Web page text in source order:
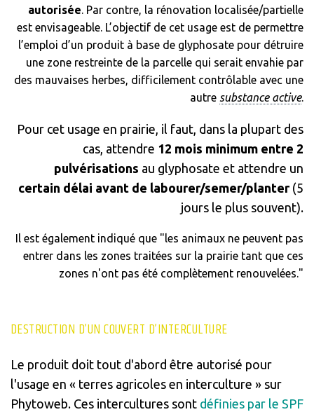
autorisée . Par contre, la rénovation localisée/partielle
est envisageable. L’objectif de cet usage est de permettre
l’emploi d’un produit à base de glyphosate pour détruire
une zone restreinte de la parcelle qui serait envahie par
des mauvaises herbes, difficilement contrôlable avec une
autre substance active.
Pour cet usage en prairie, il faut, dans la plupart des
cas, attendre 12 mois minimum entre 2
pulvérisations au glyphosate et attendre un
certain délai avant de labourer/semer/planter(5
jours le plus souvent).
Il est également indiqué que "les animaux ne peuvent pas
entrer dans les zones traitées sur la prairie tant que ces
zones n'ont pas été complètement renouvelées."
DESTRUCTION D’UN COUVERT D’INTERCULTURE
Le produit doit tout d'abord être autorisé pour
l'usage en « terres agricoles en interculture » sur
Phytoweb. Ces intercultures sont définies par le SPF